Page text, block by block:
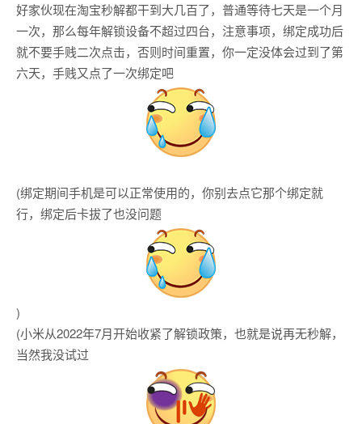
好家伙现在淘宝秒解都干到大几百了，普通等待七天是一个月
一次，那么每年解锁设备不超过四台，注意事项，绑定成功后
就不要手贱二次点击，否则时间重置，你一定没体会过到了第
六天，手贱又点了一次绑定吧
(绑定期间手机是可以正常使用的，你别去点它那个绑定就
行，绑定后卡拔了也没问题
)
(小米从2022年7月开始收紧了解锁政策，也就是说再无秒解，
当然我没试过